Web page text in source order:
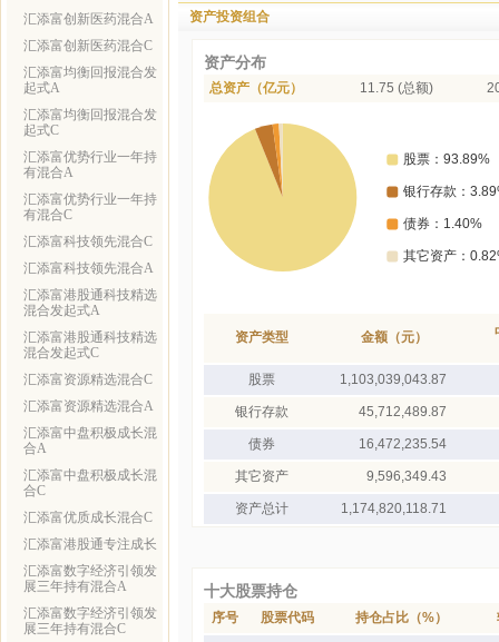
汇添富创新医药混合A
汇添富创新医药混合C
汇添富均衡回报混合发
起式A
汇添富均衡回报混合发
起式C
汇添富优势行业一年持
有混合A
汇添富优势行业一年持
有混合C
汇添富科技领先混合C
汇添富科技领先混合A
汇添富港股通科技精选
混合发起式A
汇添富港股通科技精选
混合发起式C
汇添富资源精选混合C
汇添富资源精选混合A
汇添富中盘积极成长混
合A
汇添富中盘积极成长混
合C
汇添富优质成长混合C
汇添富港股通专注成长
汇添富数字经济引领发
展三年持有混合A
汇添富数字经济引领发
展三年持有混合C
资产投资组合
资产分布
总资产（亿元） 11.75 (总额)
资产类型 金额（元）
股票 1,103,039,043.87
银行存款 45,712,489.87
债券 16,472,235.54
其它资产 9,596,349.43
资产总计 1,174,820,118.71
十大股票持仓
序号 股票代码 持仓占比（%）